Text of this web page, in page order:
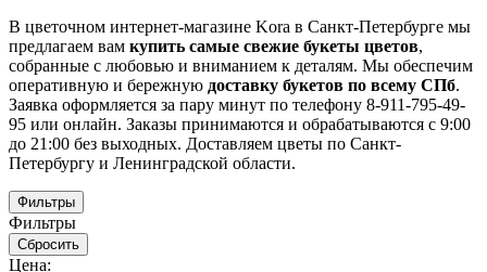
В цветочном интернет-магазине Kora в Санкт-Петербурге мы
предлагаем вам купить самые свежие букеты цветов,
собранные с любовью и вниманием к деталям. Мы обеспечим
оперативную и бережную доставку букетов по всему СПб.
Заявка оформляется за пару минут по телефону 8-911-795-49-
95 или онлайн. Заказы принимаются и обрабатываются с 9:00
до 21:00 без выходных. Доставляем цветы по Санкт-
Петербургу и Ленинградской области.
Фильтры
Фильтры
Сбросить
Цена: